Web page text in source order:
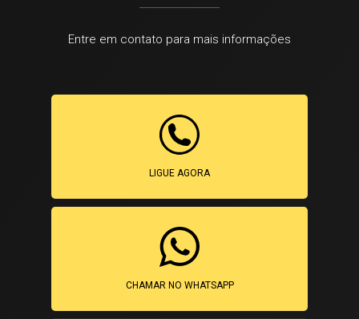
Entre em contato para mais informações
LIGUE AGORA
CHAMAR NO WHATSAPP